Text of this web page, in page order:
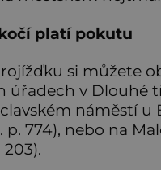
platí pokutu
si můžete
úřadech v Dlouhé
náměstí u
p. 774), nebo na